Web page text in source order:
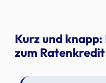
Kurz und
zum Ratenkredit